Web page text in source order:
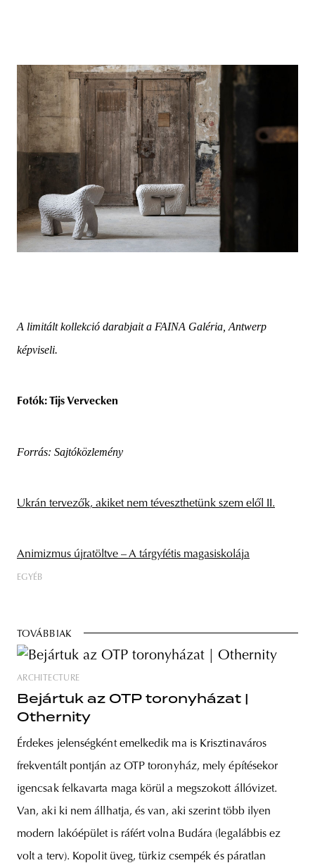
A limitált kollekció darabjait a FAINA Galéria, Antwerp
képviseli.
Fotók: Tijs Vervecken
Forrás: Sajtóközlemény
Ukrán tervezők, akiket nem téveszthetünk szem elől II.
Animizmus újratöltve – A tárgyfétis magasiskolája
EGYÉB
TOVÁBBIAK
ARCHITECTURE
Bejártuk az OTP toronyházat |
Othernity
Érdekes jelenségként emelkedik ma is Krisztinaváros
frekventált pontján az OTP toronyház, mely építésekor
igencsak felkavarta maga körül a megszokott állóvizet.
Van, aki ki nem állhatja, és van, aki szerint több ilyen
modern lakóépület is ráfért volna Budára (legalábbis ez
volt a terv). Kopolit üveg, türkiz csempék és páratlan